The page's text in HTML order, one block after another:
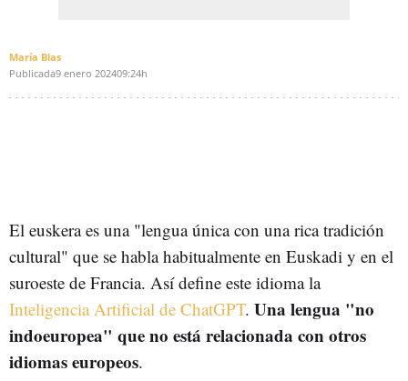
María Blas
Publicada9 enero 202409:24h
El euskera es una "lengua única con una rica tradición
cultural" que se habla habitualmente en Euskadi y en el
suroeste de Francia. Así define este idioma la
Inteligencia Artificial de ChatGPT. Una lengua "no
indoeuropea" que no está relacionada con otros
idiomas europeos.